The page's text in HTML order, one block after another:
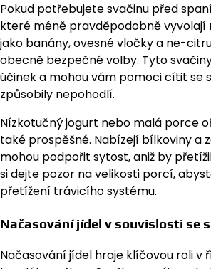
Pokud potřebujete svačinu před
které méně pravděpodobně vyvolají
jako banány, ovesné vločky a ne-
obecně bezpečné volby. Tyto
účinek a mohou vám pomoci cítit se
způsobily nepohodlí.
Nízkotučný jogurt nebo malá porce
také prospěšné. Nabízejí bílkoviny a
mohou podpořit sytost, aniž by
si dejte pozor na velikosti porcí,
přetížení trávicího systému.
Načasování jídel v souvislosti se
Načasování jídel hraje klíčovou roli v